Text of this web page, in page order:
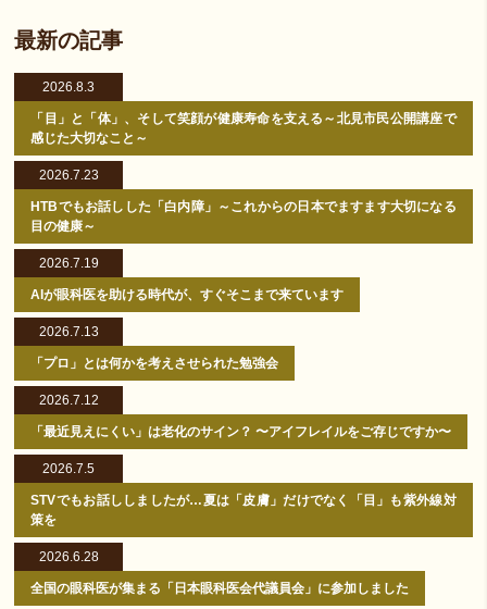
最新の記事
2026.8.3
「目」と「体」、そして笑顔が健康寿命を支える～北見市民公開講座で
感じた大切なこと～
2026.7.23
HTBでもお話しした「白内障」～これからの日本でますます大切になる
目の健康～
2026.7.19
AIが眼科医を助ける時代が、すぐそこまで来ています
2026.7.13
「プロ」とは何かを考えさせられた勉強会
2026.7.12
「最近見えにくい」は老化のサイン？ 〜アイフレイルをご存じですか〜
2026.7.5
STVでもお話ししましたが…夏は「皮膚」だけでなく「目」も紫外線対
策を
2026.6.28
全国の眼科医が集まる「日本眼科医会代議員会」に参加しました